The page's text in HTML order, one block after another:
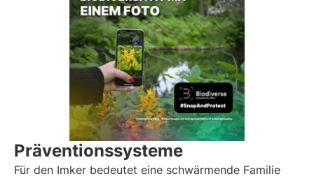
Präventionssysteme
Für den Imker bedeutet eine schwärmende Familie